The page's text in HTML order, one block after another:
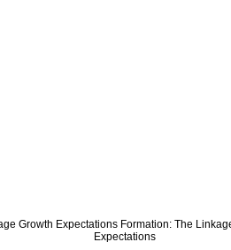
Growth Expectations Formation: The
Expectations